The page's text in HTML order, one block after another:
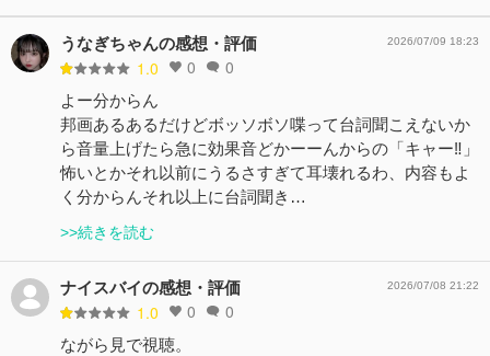
うなぎちゃんの感想・評価
1.0 0 0
2026/07/09 18:23
よー分からん
邦画あるあるだけどボッソボソ喋って台詞聞こえないか
ら音量上げたら急に効果音どかーーんからの「キャー‼️」
怖いとかそれ以前にうるさすぎて耳壊れるわ、内容もよ
く分からんそれ以上に台詞聞き…
>>続きを読む
ナイスバイの感想・評価
1.0 0 0
2026/07/08 21:22
ながら見で視聴。